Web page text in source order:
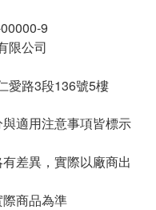
9
限公司
愛路3段136號5樓
適用注意事項皆標示
差異，實際以廠商出
商品為準